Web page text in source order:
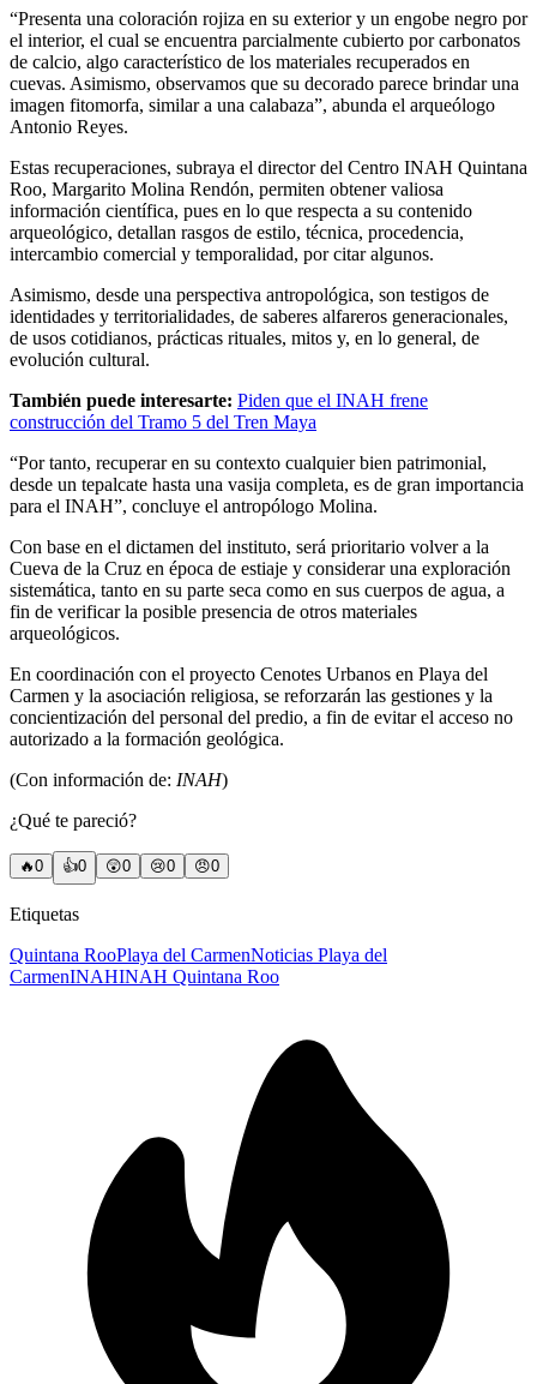
“Presenta una coloración rojiza en su exterior y un engobe negro por
el interior, el cual se encuentra parcialmente cubierto por carbonatos
de calcio, algo característico de los materiales recuperados en
cuevas. Asimismo, observamos que su decorado parece brindar una
imagen fitomorfa, similar a una calabaza”, abunda el arqueólogo
Antonio Reyes.
Estas recuperaciones, subraya el director del Centro INAH Quintana
Roo, Margarito Molina Rendón, permiten obtener valiosa
información científica, pues en lo que respecta a su contenido
arqueológico, detallan rasgos de estilo, técnica, procedencia,
intercambio comercial y temporalidad, por citar algunos.
Asimismo, desde una perspectiva antropológica, son testigos de
identidades y territorialidades, de saberes alfareros generacionales,
de usos cotidianos, prácticas rituales, mitos y, en lo general, de
evolución cultural.
También puede interesarte: Piden que el INAH frene
construcción del Tramo 5 del Tren Maya
“Por tanto, recuperar en su contexto cualquier bien patrimonial,
desde un tepalcate hasta una vasija completa, es de gran importancia
para el INAH”, concluye el antropólogo Molina.
Con base en el dictamen del instituto, será prioritario volver a la
Cueva de la Cruz en época de estiaje y considerar una exploración
sistemática, tanto en su parte seca como en sus cuerpos de agua, a
fin de verificar la posible presencia de otros materiales
arqueológicos.
En coordinación con el proyecto Cenotes Urbanos en Playa del
Carmen y la asociación religiosa, se reforzarán las gestiones y la
concientización del personal del predio, a fin de evitar el acceso no
autorizado a la formación geológica.
(Con información de: INAH)
¿Qué te pareció?
🔥0 👍0 😲0 😢0 😠0
Etiquetas
Quintana RooPlaya del CarmenNoticias Playa del
CarmenINAHINAH Quintana Roo